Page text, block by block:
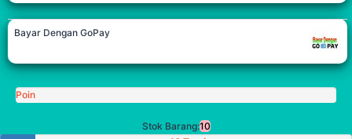
Bayar Dengan GoPay
Poin
Stok Barang:10